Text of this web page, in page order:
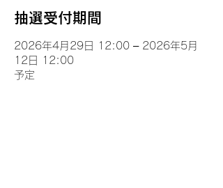
抽選受付期間
2026年4月29日 12:00 – 2026年5月
12日 12:00
予定